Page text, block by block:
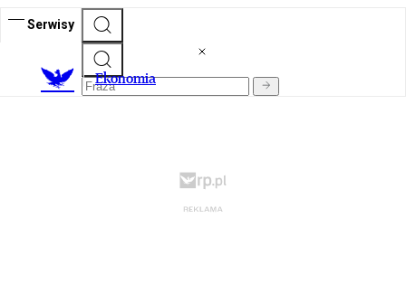
Serwisy
Ekonomia